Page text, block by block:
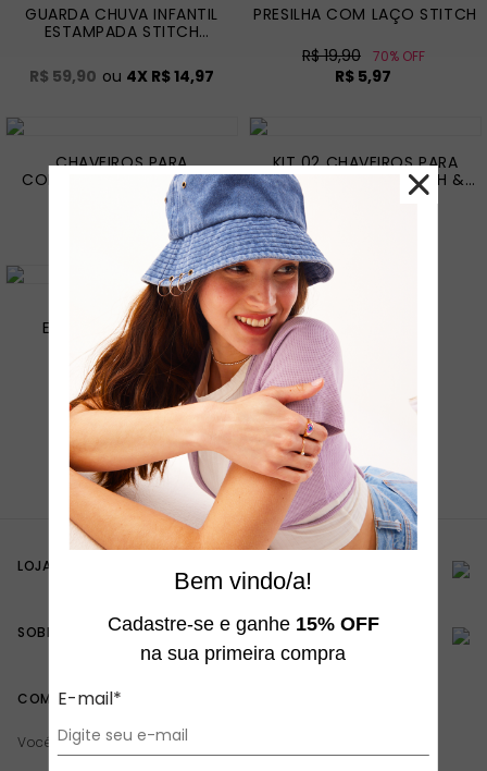
GUARDA CHUVA INFANTIL
ESTAMPADA STITCH
R$ 59,90 ou 4X R$ 14,97
PRESILHA COM LAÇO STITCH
R$ 19,90
70% OFF
R$ 5,97
CHAVEIROS PARA
COMPARTILHAR STITCH &
50% OFF
KIT 02 CHAVEIROS PARA
COMPARTILHAR STITCH &
R$ 34,90
STRAP DE CELULAR
ESTAMPADO STITCH
CAPÝBARA
R$ 19,90
LOJA ONLINE
SOBRE A TODOMODA
COMPRA SEGURA
Você está navegando em um site seguro
Bem vindo/a!
Cadastre-se e ganhe 15% OFF
na sua primeira compra
E-mail*